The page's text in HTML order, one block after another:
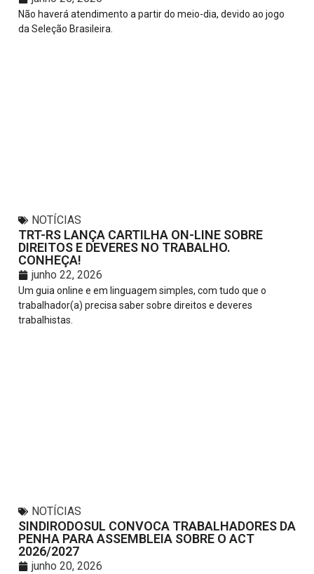
Não haverá atendimento a partir do meio-dia, devido ao jogo
da Seleção Brasileira.
NOTÍCIAS
TRT-RS LANÇA CARTILHA ON-LINE SOBRE
DIREITOS E DEVERES NO TRABALHO.
CONHEÇA!
junho 22, 2026
Um guia online e em linguagem simples, com tudo que o
trabalhador(a) precisa saber sobre direitos e deveres
trabalhistas.
NOTÍCIAS
SINDIRODOSUL CONVOCA TRABALHADORES DA
PENHA PARA ASSEMBLEIA SOBRE O ACT
2026/2027
junho 20, 2026